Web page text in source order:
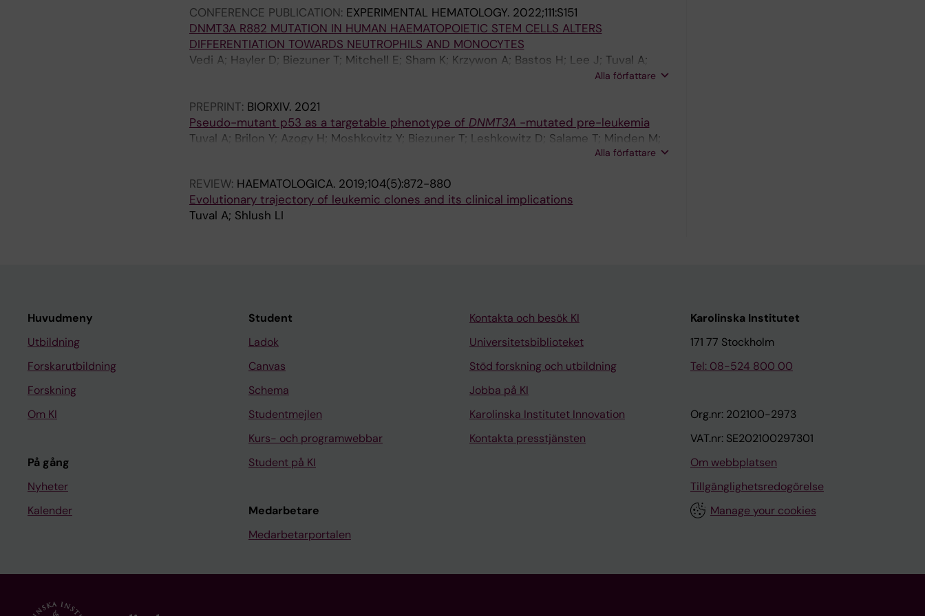
CONFERENCE PUBLICATION: EXPERIMENTAL HEMATOLOGY. 2022;111:S151
DNMT3A R882 MUTATION IN HUMAN HAEMATOPOIETIC STEM CELLS ALTERS
DIFFERENTIATION TOWARDS NEUTROPHILS AND MONOCYTES
Vedi A; Hayler D; Biezuner T; Mitchell E; Sham K; Krzywon A; Bastos H; Lee J; Tuval A;
Danin A; Chapal N; Santoro A; Moskovitz Y; Minden M; Arruda A; Nangalia J; Campbell P;
Alla författare
PREPRINT: BIORXIV. 2021
Pseudo-mutant p53 as a targetable phenotype of DNMT3A -mutated pre-leukemia
Tuval A; Brilon Y; Azogy H; Moshkovitz Y; Biezuner T; Leshkowitz D; Salame T; Minden M;
Alla författare
REVIEW: HAEMATOLOGICA. 2019;104(5):872-880
Evolutionary trajectory of leukemic clones and its clinical implications
Tuval A; Shlush LI
Huvudmeny
Utbildning
Forskarutbildning
Forskning
Om KI
På gång
Nyheter
Kalender
Student
Ladok
Canvas
Schema
Studentmejlen
Kurs- och programwebbar
Student på KI
Medarbetare
Medarbetarportalen
Kontakta och besök KI
Universitetsbiblioteket
Stöd forskning och utbildning
Jobba på KI
Karolinska Institutet Innovation
Kontakta presstjänsten
Karolinska Institutet
171 77 Stockholm
Tel: 08-524 800 00
Org.nr: 202100-2973
VAT.nr: SE202100297301
Om webbplatsen
Tillgänglighetsredogörelse
Manage your cookies